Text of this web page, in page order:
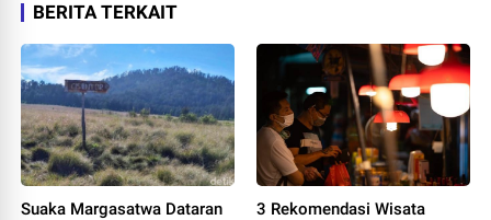
BERITA TERKAIT
Suaka Margasatwa Dataran
3 Rekomendasi Wisata